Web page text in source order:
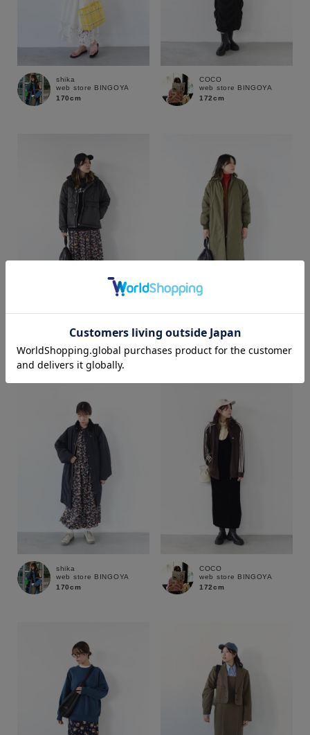
商品タイプ
通常商品 予約商品
セール価格 WEB限定
在庫あり 在庫なし含む
shika
web store BINGOYA
170cm
COCO
web store BINGOYA
172cm
web store BINGOYA
web store BINGOYA
shika
web store BINGOYA
170cm
COCO
web store BINGOYA
172cm